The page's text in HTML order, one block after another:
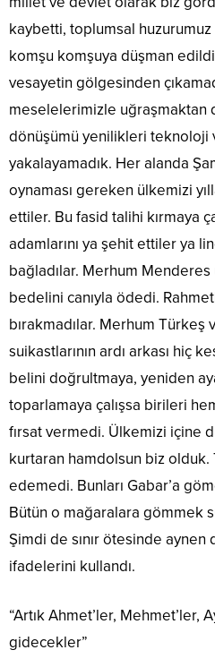
kaybetti, toplumsal
komşu komşuya düşman
vesayetin gölgesinden
meselelerimizle uğraşmaktan
dönüşümü yenilikleri teknoloji
yakalayamadık. Her alanda
oynaması gereken ülkemizi
ettiler. Bu fasid talihi kırmaya
adamlarını ya şehit ettiler ya
bağladılar. Merhum
bedelini canıyla ödedi.
bırakmadılar. Merhum Türkeş
suikastlarının ardı arkası hiç
belini doğrultmaya, yeniden
toparlamaya çalışsa birileri
fırsat vermedi. Ülkemizi içine
kurtaran hamdolsun biz
edemedi. Bunları Gabar’a
Bütün o mağaralara gömmek
Şimdi de sınır ötesinde aynen
ifadelerini kullandı.
“Artık Ahmet’ler, Mehmet’ler,
gidecekler”